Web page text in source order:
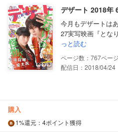
デザート 2018年
今月もデザートは
27実写映画『とな
っと読む
767
配信日：2018/04/24
購入
1%還元 ：4ポイント獲得